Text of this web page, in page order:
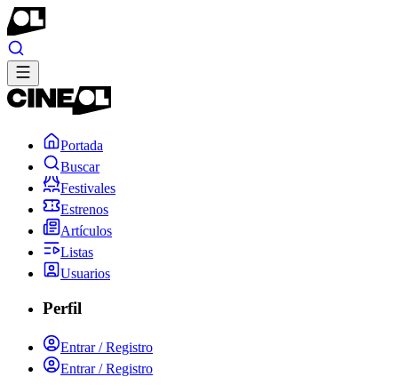
Portada
Buscar
Festivales
Estrenos
Artículos
Listas
Usuarios
Perfil
Entrar / Registro
Entrar / Registro